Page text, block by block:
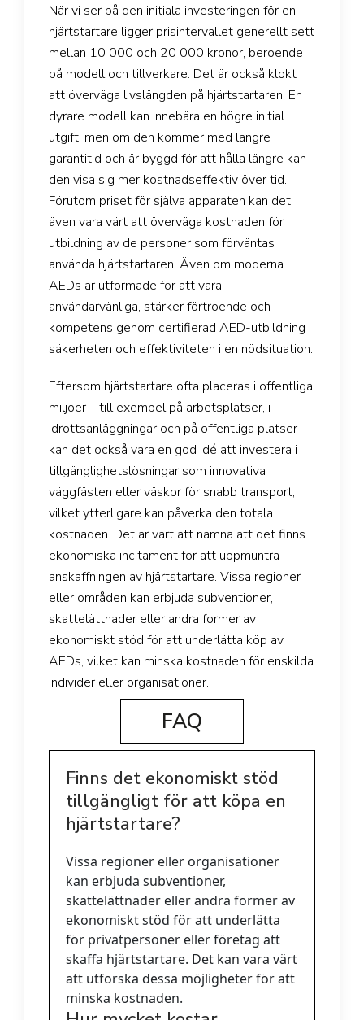
När vi ser på den initiala investeringen för en
hjärtstartare ligger prisintervallet generellt sett
mellan 10 000 och 20 000 kronor, beroende
på modell och tillverkare. Det är också klokt
att överväga livslängden på hjärtstartaren. En
dyrare modell kan innebära en högre initial
utgift, men om den kommer med längre
garantitid och är byggd för att hålla längre kan
den visa sig mer kostnadseffektiv över tid.
Förutom priset för själva apparaten kan det
även vara värt att överväga kostnaden för
utbildning av de personer som förväntas
använda hjärtstartaren. Även om moderna
AEDs är utformade för att vara
användarvänliga, stärker förtroende och
kompetens genom certifierad AED-utbildning
säkerheten och effektiviteten i en nödsituation.
Eftersom hjärtstartare ofta placeras i offentliga
miljöer – till exempel på arbetsplatser, i
idrottsanläggningar och på offentliga platser –
kan det också vara en god idé att investera i
tillgänglighetslösningar som innovativa
väggfästen eller väskor för snabb transport,
vilket ytterligare kan påverka den totala
kostnaden. Det är värt att nämna att det finns
ekonomiska incitament för att uppmuntra
anskaffningen av hjärtstartare. Vissa regioner
eller områden kan erbjuda subventioner,
skattelättnader eller andra former av
ekonomiskt stöd för att underlätta köp av
AEDs, vilket kan minska kostnaden för enskilda
individer eller organisationer.
FAQ
Finns det ekonomiskt stöd
tillgängligt för att köpa en
hjärtstartare?
Vissa regioner eller organisationer
kan erbjuda subventioner,
skattelättnader eller andra former av
ekonomiskt stöd för att underlätta
för privatpersoner eller företag att
skaffa hjärtstartare. Det kan vara värt
att utforska dessa möjligheter för att
minska kostnaden.